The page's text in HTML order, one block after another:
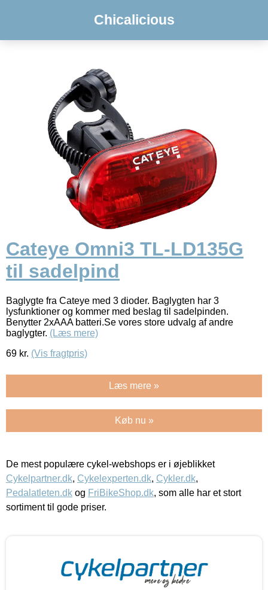
Chicalicious
Cateye Omni3 TL-LD135G
til sadelpind
Baglygte fra Cateye med 3 dioder. Baglygten har 3
lysfunktioner og kommer med beslag til sadelpinden.
Benytter 2xAAA batteri.Se vores store udvalg af andre
baglygter. (Læs mere)
69 kr. (Vis fragtpris)
Læs mere »
Køb nu »
De mest populære cykel-webshops er i øjeblikket
Cykelpartner.dk, Cykelexperten.dk, Cykler.dk,
Pedalatleten.dk og FriBikeShop.dk, som alle har et stort
sortiment til gode priser.